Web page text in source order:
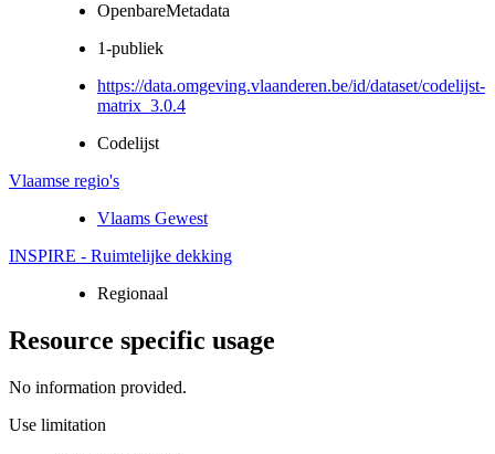
OpenbareMetadata
1-publiek
https://data.omgeving.vlaanderen.be/id/dataset/codelijst-
matrix_3.0.4
Codelijst
Vlaamse regio's
Vlaams Gewest
INSPIRE - Ruimtelijke dekking
Regionaal
Resource specific usage
No information provided.
Use limitation